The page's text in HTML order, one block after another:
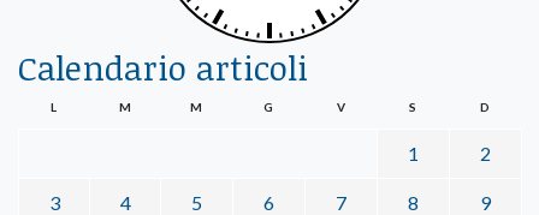
Calendario articoli
L M M G V S D
1 2
3 4 5 6 7 8 9